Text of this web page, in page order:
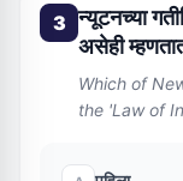
3 न्यूटनच्या
असेही
Which of
the 'Law of